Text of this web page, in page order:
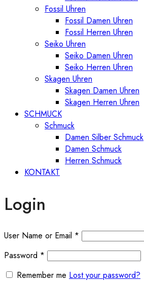
Fossil Uhren
Fossil Damen Uhren
Fossil Herren Uhren
Seiko Uhren
Seiko Damen Uhren
Seiko Herren Uhren
Skagen Uhren
Skagen Damen Uhren
Skagen Herren Uhren
SCHMUCK
Schmuck
Damen Silber Schmuck
Damen Schmuck
Herren Schmuck
KONTAKT
Login
User Name or Email *
Password *
Remember me Lost your password?